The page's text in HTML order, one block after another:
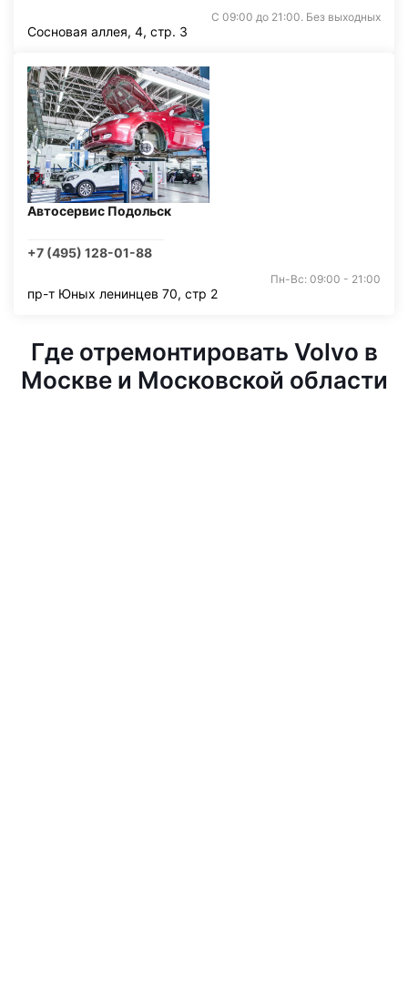
С 09:00 до 21:00. Без выходных
Сосновая аллея, 4, стр. 3
Автосервис Подольск
+7 (495) 128-01-88
Пн-Вс: 09:00 - 21:00
пр-т Юных ленинцев 70, стр 2
Где отремонтировать Volvo в
Москве и Московской области